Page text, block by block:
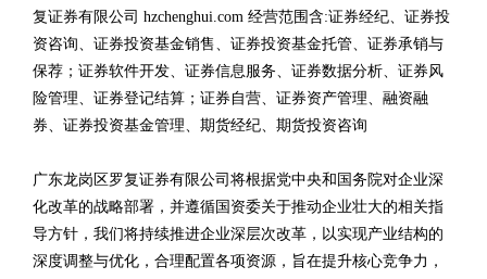
复证券有限公司 hzchenghui.com 经营范围含:证券经纪、证券投
资咨询、证券投资基金销售、证券投资基金托管、证券承销与
保荐；证券软件开发、证券信息服务、证券数据分析、证券风
险管理、证券登记结算；证券自营、证券资产管理、融资融
券、证券投资基金管理、期货经纪、期货投资咨询
广东龙岗区罗复证券有限公司将根据党中央和国务院对企业深
化改革的战略部署，并遵循国资委关于推动企业壮大的相关指
导方针，我们将持续推进企业深层次改革，以实现产业结构的
深度调整与优化，合理配置各项资源，旨在提升核心竞争力，